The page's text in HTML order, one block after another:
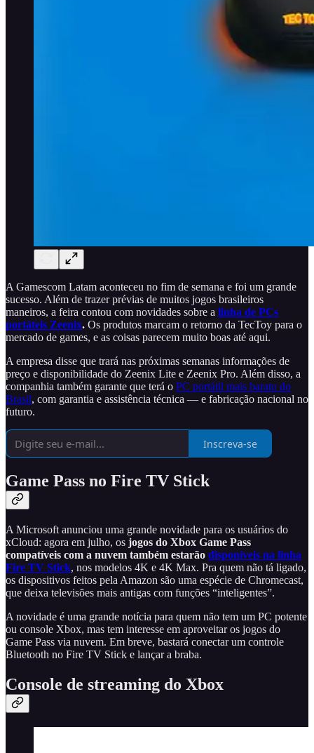
A Gamescom Latam aconteceu no fim de semana e foi um grande
sucesso. Além de trazer prévias de muitos jogos brasileiros
maneiros, a feira contou com novidades sobre a linha de PCs
portáteis Zeenix. Os produtos marcam o retorno da TecToy para o
mercado de games, e as coisas parecem muito boas até aqui.
A empresa disse que trará nas próximas semanas informações de
preço e disponibilidade do Zeenix Lite e Zeenix Pro. Além disso, a
companhia também garante que terá o PC portátil mais barato do
Brasil, com garantia e assistência técnica — e fabricação nacional no
futuro.
Inscreva-se
Game Pass no Fire TV Stick
A Microsoft anunciou uma grande novidade para os usuários do
xCloud: agora em julho, os jogos do Xbox Game Pass
compatíveis com a nuvem também estarão disponíveis na linha
Fire TV Stick, nos modelos 4K e 4K Max. Pra quem não tá ligado,
os dispositivos feitos pela Amazon são uma espécie de Chromecast,
que deixa televisões mais antigas com funções “inteligentes”.
A novidade é uma grande notícia para quem não tem um PC potente
ou console Xbox, mas tem interesse em aproveitar os jogos do
Game Pass via nuvem. Em breve, bastará conectar um controle
Bluetooth no Fire TV Stick e lançar a braba.
Console de streaming do Xbox